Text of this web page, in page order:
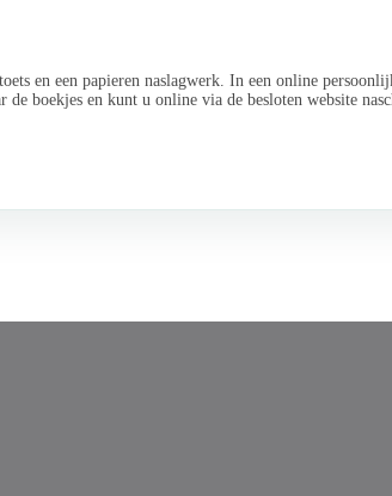
en een papieren naslagwerk. In een online
boekjes en kunt u online via de besloten website